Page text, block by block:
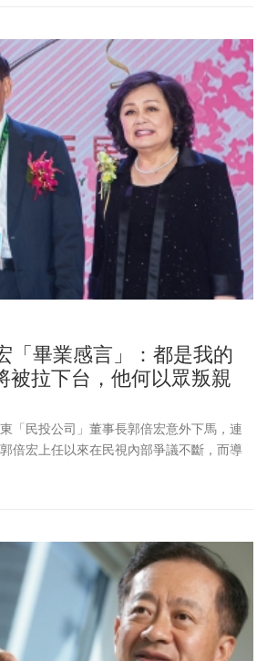
「畢業感言」：都是我的
被拉下台，他何以眾叛親
「民投公司」董事長郭倍宏意外下馬，連
倍宏上任以來在民視內部爭議不斷，而導
是一份質疑其有背信之虞的律師信。